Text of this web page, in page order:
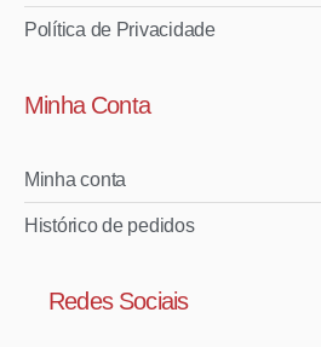
Política de Privacidade
Minha Conta
Minha conta
Histórico de pedidos
Redes Sociais